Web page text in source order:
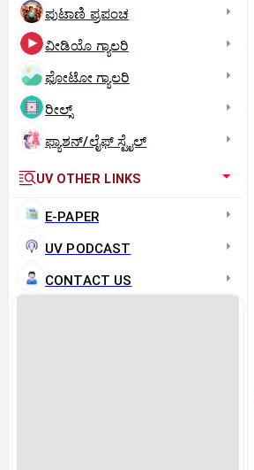
ಪುಟಾಣಿ ಪ್ರಪಂಚ
ವೀಡಿಯೊ ಗ್ಯಾಲರಿ
ಫೋಟೋ ಗ್ಯಾಲರಿ
ರೀಲ್ಸ್
ಫ್ಯಾಶನ್/ಲೈಫ್‌ ಸ್ಟೈಲ್
UV OTHER LINKS
E-PAPER
UV PODCAST
CONTACT US